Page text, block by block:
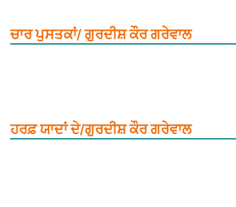
ਚਾਰ ਪੁਸਤਕਾਂ/ ਗੁਰਦੀਸ਼ ਕੌਰ ਗਰੇਵਾਲ
ਹਰਫ਼ ਯਾਦਾਂ ਦੇ/ਗੁਰਦੀਸ਼ ਕੌਰ ਗਰੇਵਾਲ